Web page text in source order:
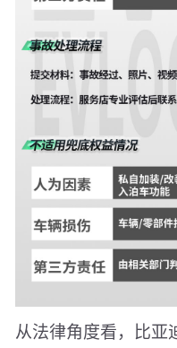
从法律角度看，比亚